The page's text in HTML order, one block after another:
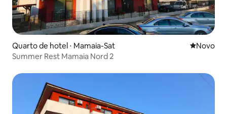
Quarto de hotel ⋅ Mamaia-Sat Novo
Novo
Summer Rest Mamaia Nord 2